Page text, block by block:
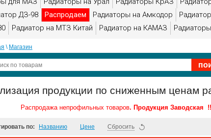
ДЗ-98 Распродаем Радиаторы на Амкодор
Радиатор на МТЗ Китай Радиатор на КАМАЗ
\ Магазин
продукции по сниженным ценам
Распродажа непрофильных товаров. Продукция Заводская
по: Названию Цене Сбросить